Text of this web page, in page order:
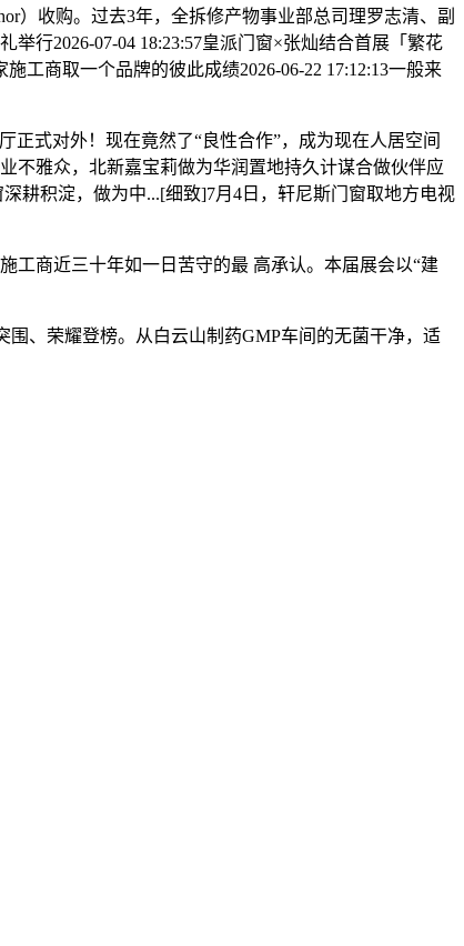
收购。过去3年，全拆修产物事业部总司理罗志清、副
行2026-07-04 18:23:57皇派门窗×张灿结合首展「繁花
工商取一个品牌的彼此成绩2026-06-22 17:12:13一般来
式对外！现在竟然了“良性合作”，成为现在人居空间
不雅众，北新嘉宝莉做为华润置地持久计谋合做伙伴应
耕积淀，做为中...[细致]7月4日，轩尼斯门窗取地方电视
商近三十年如一日苦守的最 高承认。本届展会以“建
、荣耀登榜。从白云山制药GMP车间的无菌干净，适